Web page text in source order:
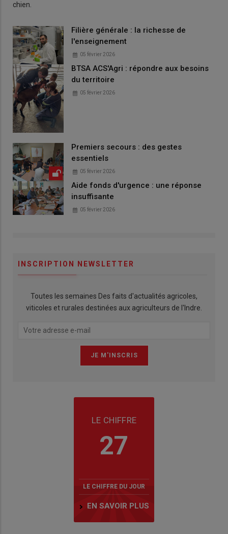
chien.
Filière générale : la richesse de
l'enseignement
05 février 2026
BTSA ACS'Agri : répondre aux besoins
du territoire
05 février 2026
Premiers secours : des gestes
essentiels
05 février 2026
Aide fonds d'urgence : une réponse
insuffisante
05 février 2026
INSCRIPTION NEWSLETTER
Toutes les semaines Des faits d'actualités agricoles,
viticoles et rurales destinées aux agriculteurs de l'Indre.
LE CHIFFRE
27
LE CHIFFRE DU JOUR
EN SAVOIR PLUS